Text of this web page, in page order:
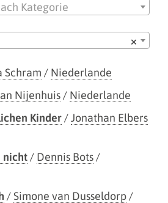
Kategorie
×
Schram / Niederlande
Nijenhuis/ Niederlande
Kinder/Jonathan Elbers
nicht/ Dennis Bots/
/Simone van Dusseldorp/